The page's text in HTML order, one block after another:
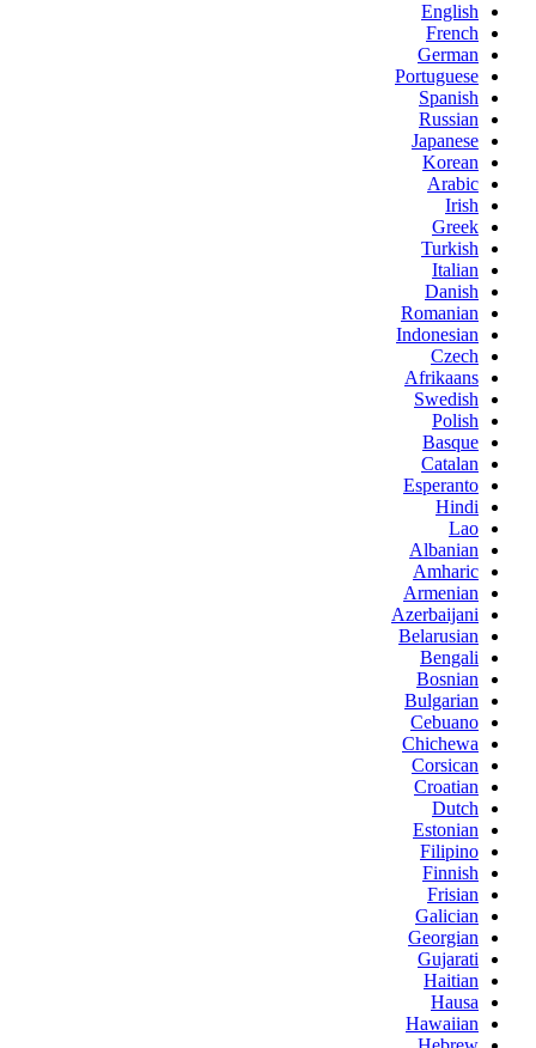
English
French
German
Portuguese
Spanish
Russian
Japanese
Korean
Arabic
Irish
Greek
Turkish
Italian
Danish
Romanian
Indonesian
Czech
Afrikaans
Swedish
Polish
Basque
Catalan
Esperanto
Hindi
Lao
Albanian
Amharic
Armenian
Azerbaijani
Belarusian
Bengali
Bosnian
Bulgarian
Cebuano
Chichewa
Corsican
Croatian
Dutch
Estonian
Filipino
Finnish
Frisian
Galician
Georgian
Gujarati
Haitian
Hausa
Hawaiian